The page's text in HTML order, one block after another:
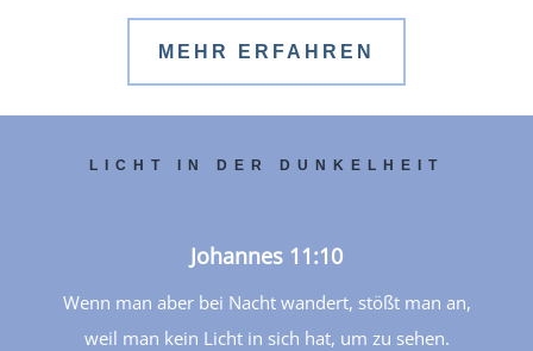
MEHR ERFAHREN
LICHT IN DER DUNKELHEIT
Johannes 11:10
Wenn man aber bei Nacht wandert, stößt man an,
weil man kein Licht in sich hat, um zu sehen.